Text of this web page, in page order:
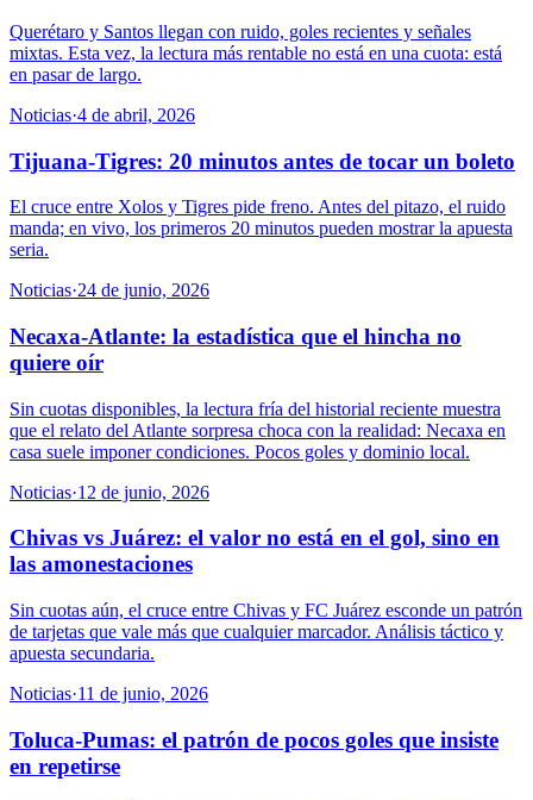
Querétaro y Santos llegan con ruido, goles recientes y señales
mixtas. Esta vez, la lectura más rentable no está en una cuota: está
en pasar de largo.
Noticias·4 de abril, 2026
Tijuana-Tigres: 20 minutos antes de tocar un boleto
El cruce entre Xolos y Tigres pide freno. Antes del pitazo, el ruido
manda; en vivo, los primeros 20 minutos pueden mostrar la apuesta
seria.
Noticias·24 de junio, 2026
Necaxa-Atlante: la estadística que el hincha no
quiere oír
Sin cuotas disponibles, la lectura fría del historial reciente muestra
que el relato del Atlante sorpresa choca con la realidad: Necaxa en
casa suele imponer condiciones. Pocos goles y dominio local.
Noticias·12 de junio, 2026
Chivas vs Juárez: el valor no está en el gol, sino en
las amonestaciones
Sin cuotas aún, el cruce entre Chivas y FC Juárez esconde un patrón
de tarjetas que vale más que cualquier marcador. Análisis táctico y
apuesta secundaria.
Noticias·11 de junio, 2026
Toluca-Pumas: el patrón de pocos goles que insiste
en repetirse